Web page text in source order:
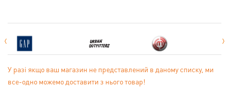
У разі якщо ваш магазин не представлений в даному списку, ми
все-одно можемо доставити з нього товар!